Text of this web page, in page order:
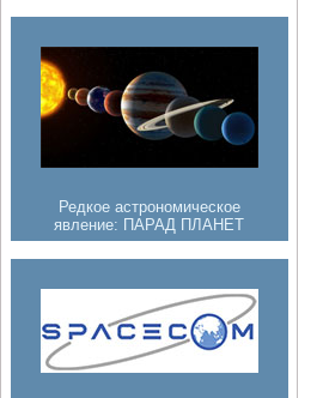
Редкое астрономическое
явление: ПАРАД ПЛАНЕТ